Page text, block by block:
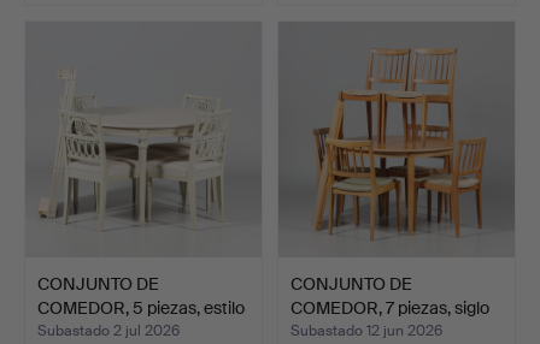
CONJUNTO DE
COMEDOR, 5 piezas, estilo
gust…
Subastado 2 jul 2026
CONJUNTO DE
COMEDOR, 7 piezas, siglo
XX.
Subastado 12 jun 2026